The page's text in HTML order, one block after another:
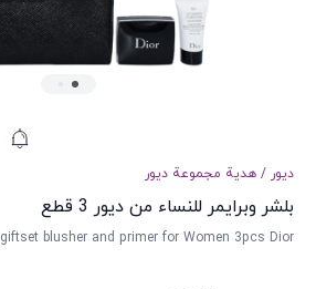
ديور / هدية مجموعة ديور
بلشر وبرايمر للنساء من ديور 3 قطع
giftset blusher and primer for Women 3pcs Dior